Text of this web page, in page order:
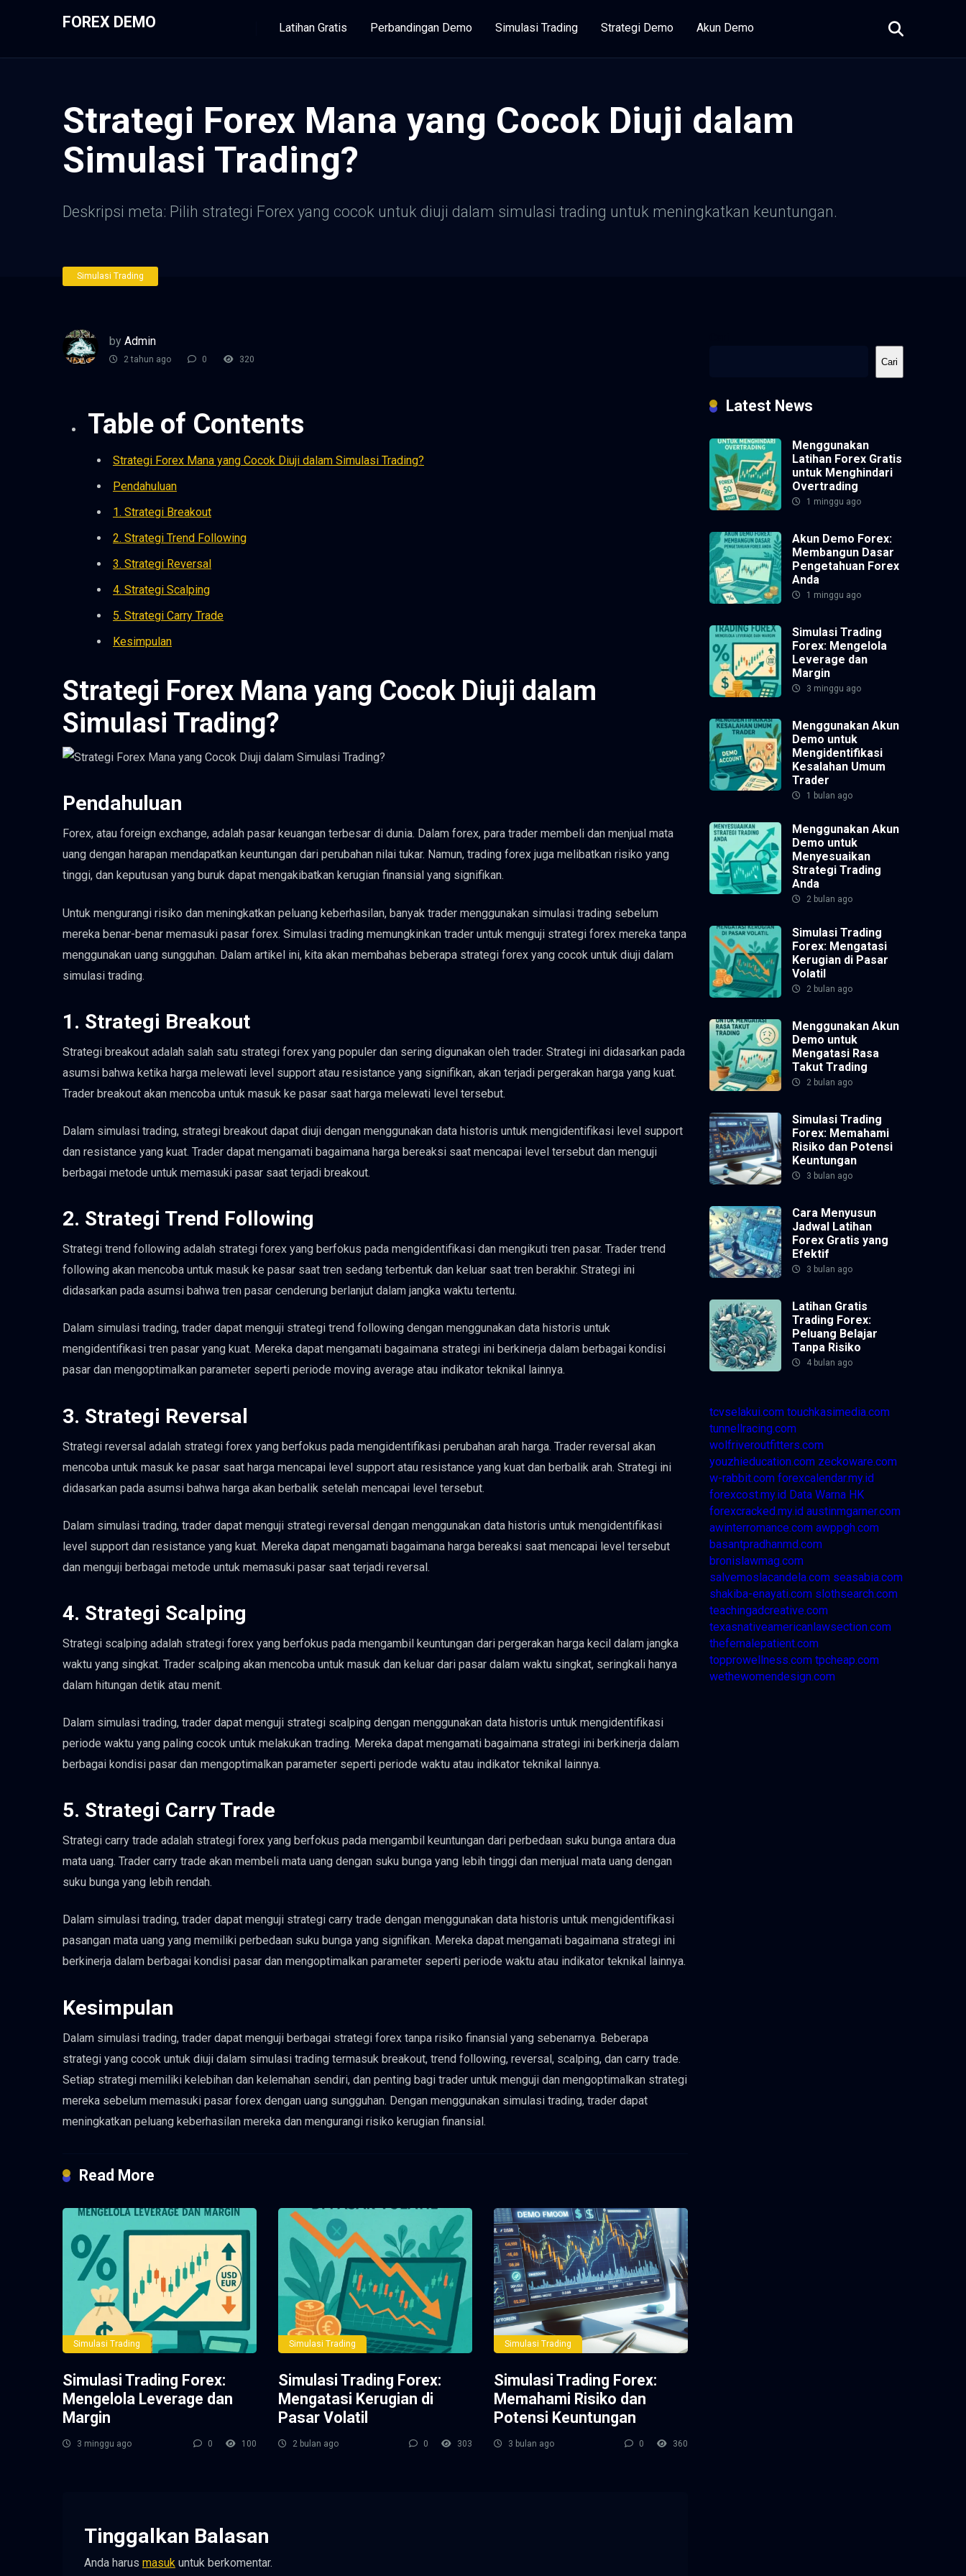
FOREX DEMO Latihan Gratis Perbandingan Demo Simulasi Trading Strategi Demo Akun Demo
Strategi Forex Mana yang Cocok Diuji dalam
Simulasi Trading?
Deskripsi meta: Pilih strategi Forex yang cocok untuk diuji dalam simulasi trading untuk meningkatkan keuntungan.
Simulasi Trading
by Admin
2 tahun ago 0 320
Table of Contents
Strategi Forex Mana yang Cocok Diuji dalam Simulasi Trading?
Pendahuluan
1. Strategi Breakout
2. Strategi Trend Following
3. Strategi Reversal
4. Strategi Scalping
5. Strategi Carry Trade
Kesimpulan
Strategi Forex Mana yang Cocok Diuji dalam
Simulasi Trading?
Pendahuluan
Forex, atau foreign exchange, adalah pasar keuangan terbesar di dunia. Dalam forex, para trader membeli dan menjual mata
uang dengan harapan mendapatkan keuntungan dari perubahan nilai tukar. Namun, trading forex juga melibatkan risiko yang
tinggi, dan keputusan yang buruk dapat mengakibatkan kerugian finansial yang signifikan.
Untuk mengurangi risiko dan meningkatkan peluang keberhasilan, banyak trader menggunakan simulasi trading sebelum
mereka benar-benar memasuki pasar forex. Simulasi trading memungkinkan trader untuk menguji strategi forex mereka tanpa
menggunakan uang sungguhan. Dalam artikel ini, kita akan membahas beberapa strategi forex yang cocok untuk diuji dalam
simulasi trading.
1. Strategi Breakout
Strategi breakout adalah salah satu strategi forex yang populer dan sering digunakan oleh trader. Strategi ini didasarkan pada
asumsi bahwa ketika harga melewati level support atau resistance yang signifikan, akan terjadi pergerakan harga yang kuat.
Trader breakout akan mencoba untuk masuk ke pasar saat harga melewati level tersebut.
Dalam simulasi trading, strategi breakout dapat diuji dengan menggunakan data historis untuk mengidentifikasi level support
dan resistance yang kuat. Trader dapat mengamati bagaimana harga bereaksi saat mencapai level tersebut dan menguji
berbagai metode untuk memasuki pasar saat terjadi breakout.
2. Strategi Trend Following
Strategi trend following adalah strategi forex yang berfokus pada mengidentifikasi dan mengikuti tren pasar. Trader trend
following akan mencoba untuk masuk ke pasar saat tren sedang terbentuk dan keluar saat tren berakhir. Strategi ini
didasarkan pada asumsi bahwa tren pasar cenderung berlanjut dalam jangka waktu tertentu.
Dalam simulasi trading, trader dapat menguji strategi trend following dengan menggunakan data historis untuk
mengidentifikasi tren pasar yang kuat. Mereka dapat mengamati bagaimana strategi ini berkinerja dalam berbagai kondisi
pasar dan mengoptimalkan parameter seperti periode moving average atau indikator teknikal lainnya.
3. Strategi Reversal
Strategi reversal adalah strategi forex yang berfokus pada mengidentifikasi perubahan arah harga. Trader reversal akan
mencoba untuk masuk ke pasar saat harga mencapai level support atau resistance yang kuat dan berbalik arah. Strategi ini
didasarkan pada asumsi bahwa harga akan berbalik setelah mencapai level tersebut.
Dalam simulasi trading, trader dapat menguji strategi reversal dengan menggunakan data historis untuk mengidentifikasi
level support dan resistance yang kuat. Mereka dapat mengamati bagaimana harga bereaksi saat mencapai level tersebut
dan menguji berbagai metode untuk memasuki pasar saat terjadi reversal.
4. Strategi Scalping
Strategi scalping adalah strategi forex yang berfokus pada mengambil keuntungan dari pergerakan harga kecil dalam jangka
waktu yang singkat. Trader scalping akan mencoba untuk masuk dan keluar dari pasar dalam waktu singkat, seringkali hanya
dalam hitungan detik atau menit.
Dalam simulasi trading, trader dapat menguji strategi scalping dengan menggunakan data historis untuk mengidentifikasi
periode waktu yang paling cocok untuk melakukan trading. Mereka dapat mengamati bagaimana strategi ini berkinerja dalam
berbagai kondisi pasar dan mengoptimalkan parameter seperti periode waktu atau indikator teknikal lainnya.
5. Strategi Carry Trade
Strategi carry trade adalah strategi forex yang berfokus pada mengambil keuntungan dari perbedaan suku bunga antara dua
mata uang. Trader carry trade akan membeli mata uang dengan suku bunga yang lebih tinggi dan menjual mata uang dengan
suku bunga yang lebih rendah.
Dalam simulasi trading, trader dapat menguji strategi carry trade dengan menggunakan data historis untuk mengidentifikasi
pasangan mata uang yang memiliki perbedaan suku bunga yang signifikan. Mereka dapat mengamati bagaimana strategi ini
berkinerja dalam berbagai kondisi pasar dan mengoptimalkan parameter seperti periode waktu atau indikator teknikal lainnya.
Kesimpulan
Dalam simulasi trading, trader dapat menguji berbagai strategi forex tanpa risiko finansial yang sebenarnya. Beberapa
strategi yang cocok untuk diuji dalam simulasi trading termasuk breakout, trend following, reversal, scalping, dan carry trade.
Setiap strategi memiliki kelebihan dan kelemahan sendiri, dan penting bagi trader untuk menguji dan mengoptimalkan strategi
mereka sebelum memasuki pasar forex dengan uang sungguhan. Dengan menggunakan simulasi trading, trader dapat
meningkatkan peluang keberhasilan mereka dan mengurangi risiko kerugian finansial.
Read More
Simulasi Trading
Simulasi Trading Forex:
Mengelola Leverage dan
Margin
3 minggu ago 0 100
Simulasi Trading
Simulasi Trading Forex:
Mengatasi Kerugian di
Pasar Volatil
2 bulan ago 0 303
Simulasi Trading
Simulasi Trading Forex:
Memahami Risiko dan
Potensi Keuntungan
3 bulan ago 0 360
Tinggalkan Balasan
Anda harus masuk untuk berkomentar.
Cari
Latest News
Menggunakan
Latihan Forex Gratis
untuk Menghindari
Overtrading
1 minggu ago
Akun Demo Forex:
Membangun Dasar
Pengetahuan Forex
Anda
1 minggu ago
Simulasi Trading
Forex: Mengelola
Leverage dan
Margin
3 minggu ago
Menggunakan Akun
Demo untuk
Mengidentifikasi
Kesalahan Umum
Trader
1 bulan ago
Menggunakan Akun
Demo untuk
Menyesuaikan
Strategi Trading
Anda
2 bulan ago
Simulasi Trading
Forex: Mengatasi
Kerugian di Pasar
Volatil
2 bulan ago
Menggunakan Akun
Demo untuk
Mengatasi Rasa
Takut Trading
2 bulan ago
Simulasi Trading
Forex: Memahami
Risiko dan Potensi
Keuntungan
3 bulan ago
Cara Menyusun
Jadwal Latihan
Forex Gratis yang
Efektif
3 bulan ago
Latihan Gratis
Trading Forex:
Peluang Belajar
Tanpa Risiko
4 bulan ago
tcvselakui.com touchkasimedia.com
tunnellracing.com
wolfriveroutfitters.com
youzhieducation.com zeckoware.com
w-rabbit.com forexcalendar.my.id
forexcost.my.id Data Warna HK
forexcracked.my.id austinmgarner.com
awinterromance.com awppgh.com
basantpradhanmd.com
bronislawmag.com
salvemoslacandela.com seasabia.com
shakiba-enayati.com slothsearch.com
teachingadcreative.com
texasnativeamericanlawsection.com
thefemalepatient.com
topprowellness.com tpcheap.com
wethewomendesign.com